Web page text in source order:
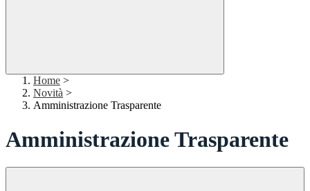
Home >
Novità >
Amministrazione Trasparente
Amministrazione Trasparente